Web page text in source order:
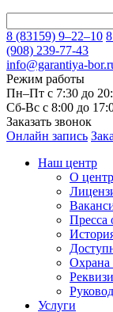
8 (83159) 9–22–10
(908) 239-77-43
info@garantiya-
Режим работы
Пн–Пт с 7:30 до
Cб-Вс с 8:00 до
Заказать звонок
Онлайн запись
Наш центр
О
Пресса
Охрана
Услуги